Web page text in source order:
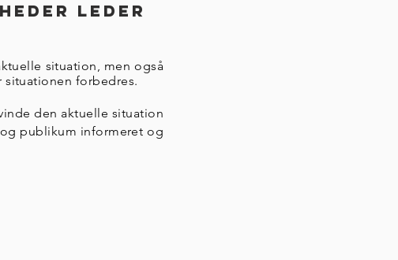
leder
situation, men også
situationen forbedres.
den aktuelle situation
publikum informeret og